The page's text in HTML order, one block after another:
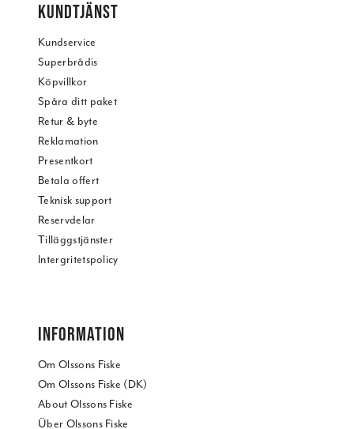
KUNDTJÄNST
Kundservice
Superbrådis
Köpvillkor
Spåra ditt paket
Retur & byte
Reklamation
Presentkort
Betala offert
Teknisk support
Reservdelar
Tilläggstjänster
Intergritetspolicy
INFORMATION
Om Olssons Fiske
Om Olssons Fiske (DK)
About Olssons Fiske
Über Olssons Fiske